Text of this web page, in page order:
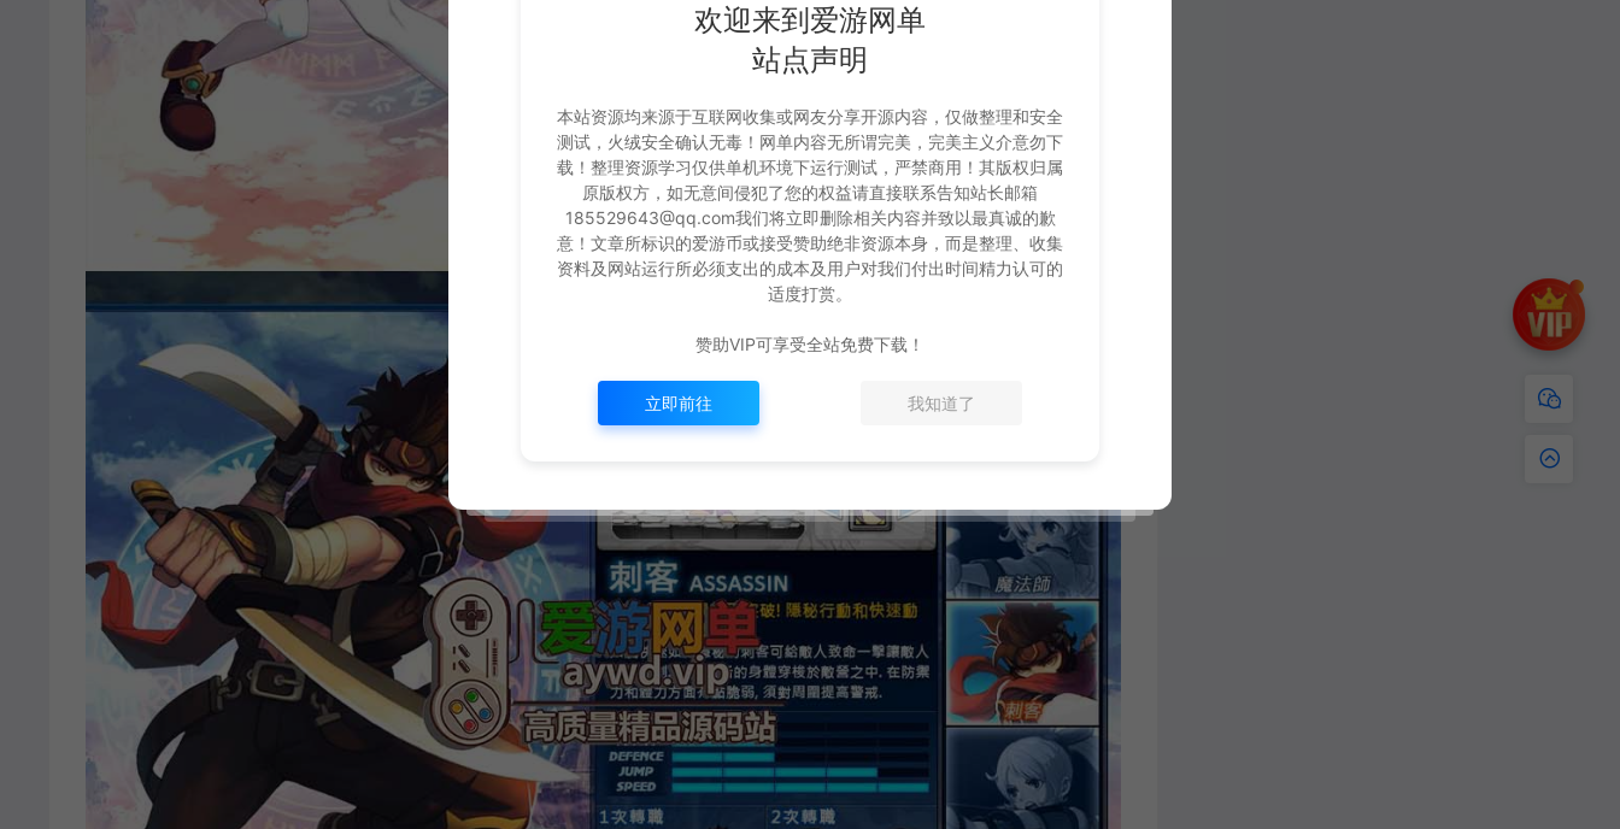
欢迎来到爱游网单
站点声明
本站资源均来源于互联网收集或网友分享开源内容，仅做整理和安全
测试，火绒安全确认无毒！网单内容无所谓完美，完美主义介意勿下
载！整理资源学习仅供单机环境下运行测试，严禁商用！其版权归属
原版权方，如无意间侵犯了您的权益请直接联系告知站长邮箱
185529643@qq.com我们将立即删除相关内容并致以最真诚的歉
意！文章所标识的爱游币或接受赞助绝非资源本身，而是整理、收集
资料及网站运行所必须支出的成本及用户对我们付出时间精力认可的
适度打赏。
赞助VIP可享受全站免费下载！
立即前往 我知道了